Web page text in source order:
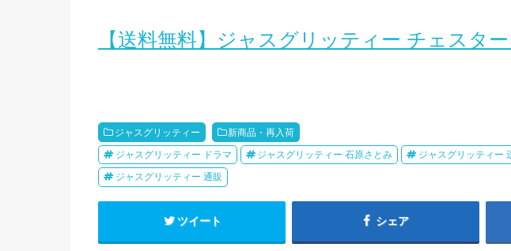
【送料無料】ジャスグリッティー チェスター
ジャスグリッティー 新商品・再入荷
ジャスグリッティー ドラマ ジャスグリッティー 石原さとみ ジャスグリッティー
ジャスグリッティー 通販
ツイート シェア